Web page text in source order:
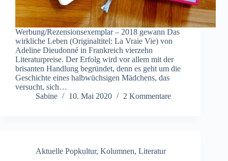
Werbung/Rezensionsexemplar – 2018 gewann Das
wirkliche Leben (Originaltitel: La Vraie Vie) von
Adeline Dieudonné in Frankreich vierzehn
Literaturpreise. Der Erfolg wird vor allem mit der
brisanten Handlung begründet, denn es geht um die
Geschichte eines halbwüchsigen Mädchens, das
versucht, sich…
Sabine
10. Mai 2020 2 Kommentare
Aktuelle Popkultur, Kolumnen, Literatur